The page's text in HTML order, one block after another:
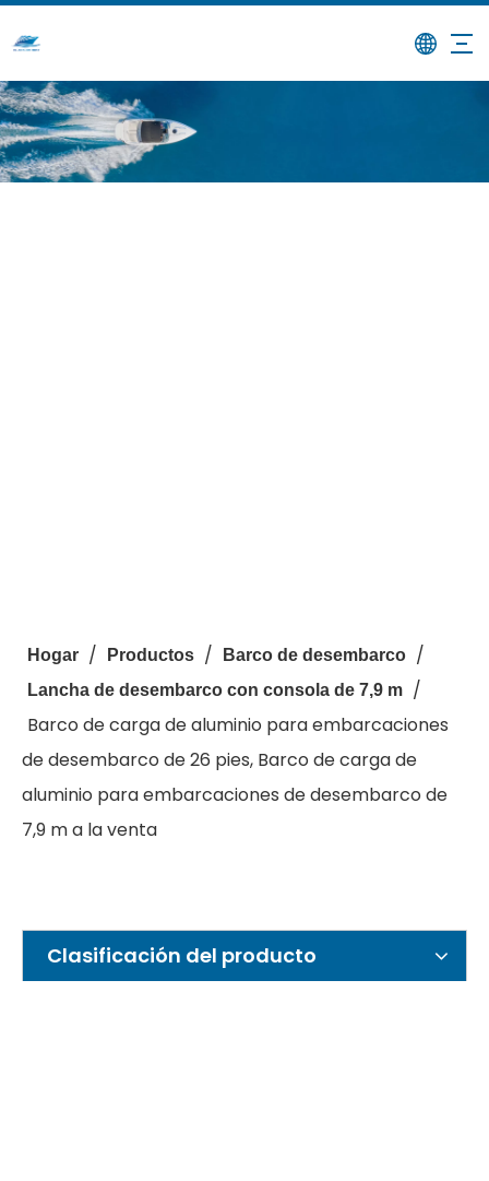
Hogar / Productos / Barco de desembarco /
Lancha de desembarco con consola de 7,9 m /
Barco de carga de aluminio para embarcaciones
de desembarco de 26 pies, Barco de carga de
aluminio para embarcaciones de desembarco de
7,9 m a la venta
Clasificación del producto